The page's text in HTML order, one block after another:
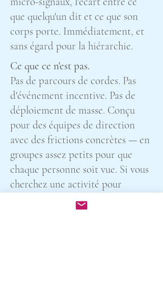
que quelqu'un dit et ce que son
corps porte. Immédiatement, et
sans égard pour la hiérarchie.
Ce que ce n'est pas.
Pas de parcours de cordes. Pas
d'événement incentive. Pas de
déploiement de masse. Conçu
pour des équipes de direction
avec des frictions concrètes — en
groupes assez petits pour que
chaque personne soit vue. Si vous
cherchez une activité pour
quatre-vingts personnes, cette
offre n'est pas la bonne — et vous